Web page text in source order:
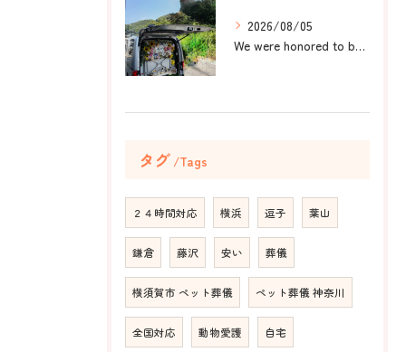
2026/08/05
We were honored to be by your ...
タグ Tags
２４時間対応 横浜 逗子 葉山
鎌倉 藤沢 安い 葬儀
横須賀市 ペット葬儀 ペット葬儀 神奈川
全国対応 動物愛護 自宅